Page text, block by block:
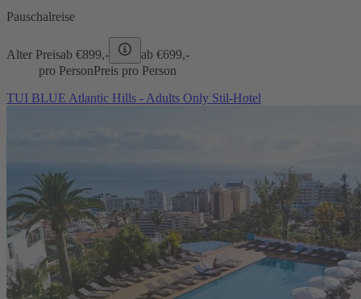
Pauschalreise
Alter Preisab €899,- ab €699,-
pro PersonPreis pro Person
TUI BLUE Atlantic Hills - Adults Only Stil-Hotel